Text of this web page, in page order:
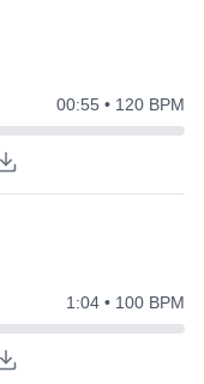
00:55 • 120 BPM
1:04 • 100 BPM